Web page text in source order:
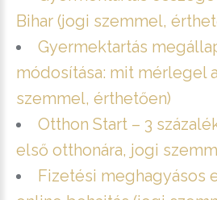
Bihar (jogi szemmel,
Gyermektartás
módosítása: mit mérlegel
szemmel, érthetően)
Otthon Start – 3
első otthonára, jogi
Fizetési meghagyásos